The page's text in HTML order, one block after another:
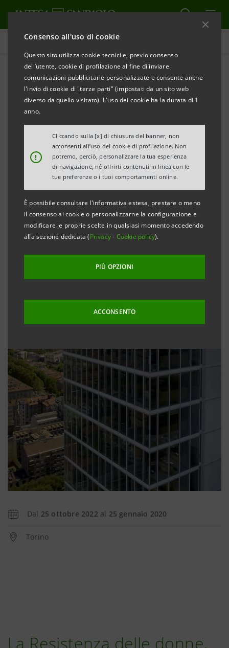
Consenso all'uso di cookie
Questo sito utilizza cookie tecnici e, previo consenso
dell’utente, cookie di profilazione al fine di inviare
comunicazioni pubblicitarie personalizzate e consente anche
l'invio di cookie di "terze parti" (impostati da un sito web
diverso da quello visitato). L'uso dei cookie ha la durata di 1
anno.
!
Cliccando sulla [x] di chiusura del banner, non
acconsenti all’uso dei cookie di profilazione. Non
potremo, perciò, personalizzare la tua esperienza
di navigazione, né offrirti contenuti in linea con le
tue preferenze o i tuoi comportamenti online.
È possibile consultare l'informativa estesa, prestare o meno
il consenso ai cookie o personalizzarne la configurazione e
modificare le proprie scelte in qualsiasi momento accedendo
alla sezione dedicata (Privacy- Cookie policy).
PIÙ OPZIONI
ACCONSENTO
Tutti gli eventi sostenuti dalla banca
CULTURA
La Resistenza delle donne
Dal 25 ottobre 2022 al 25 gennaio 2020
Torino
La Resistenza delle donne,